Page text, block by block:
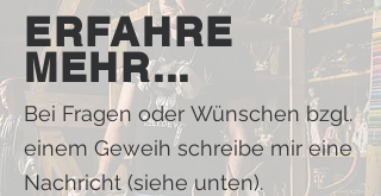
ERFAHRE
MEHR...
Bei Fragen oder Wünschen bzgl.
einem Geweih schreibe mir eine
Nachricht (siehe unten).